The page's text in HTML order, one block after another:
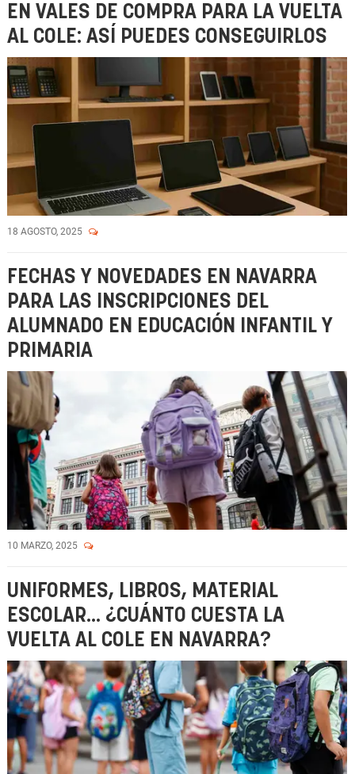
EN VALES DE COMPRA PARA LA VUELTA
AL COLE: ASÍ PUEDES CONSEGUIRLOS
18 AGOSTO, 2025
FECHAS Y NOVEDADES EN NAVARRA
PARA LAS INSCRIPCIONES DEL
ALUMNADO EN EDUCACIÓN INFANTIL Y
PRIMARIA
10 MARZO, 2025
UNIFORMES, LIBROS, MATERIAL
ESCOLAR... ¿CUÁNTO CUESTA LA
VUELTA AL COLE EN NAVARRA?